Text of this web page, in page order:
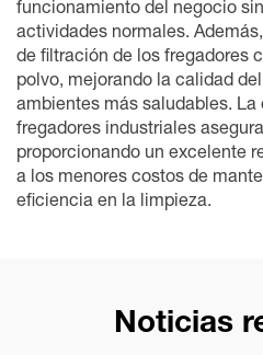
funcionamiento del negocio
actividades normales.
de filtración de los fregadores
polvo, mejorando la calidad
ambientes más saludables. La
fregadores industriales
proporcionando un excelente
a los menores costos de
eficiencia en la limpieza.
Noticias